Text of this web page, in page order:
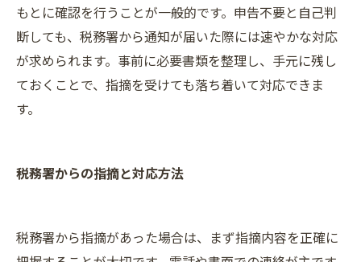
もとに確認を行うことが一般的です。申告不要と自己判
断しても、税務署から通知が届いた際には速やかな対応
が求められます。事前に必要書類を整理し、手元に残し
ておくことで、指摘を受けても落ち着いて対応できま
す。
税務署からの指摘と対応方法
税務署から指摘があった場合は、まず指摘内容を正確に